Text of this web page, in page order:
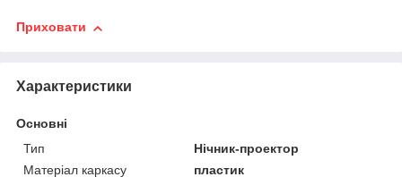
Приховати
Характеристики
Основні
Тип
Нічник-проектор
Матеріал каркасу
пластик